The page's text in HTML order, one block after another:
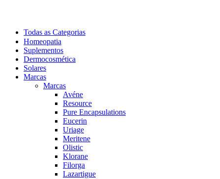
Todas as Categorias
Homeopatia
Suplementos
Dermocosmética
Solares
Marcas
Marcas
Avéne
Resource
Pure Encapsulations
Eucerin
Uriage
Meritene
Olistic
Klorane
Filorga
Lazartigue